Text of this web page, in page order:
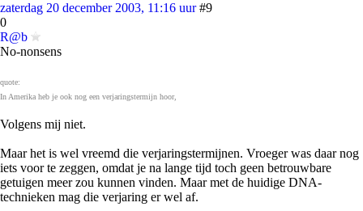
zaterdag 20 december 2003, 11:16 uur #9
0
R@b
No-nonsens
quote:
In Amerika heb je ook nog een verjaringstermijn hoor,
Volgens mij niet.
Maar het is wel vreemd die verjaringstermijnen. Vroeger was daar nog
iets voor te zeggen, omdat je na lange tijd toch geen betrouwbare
getuigen meer zou kunnen vinden. Maar met de huidige DNA-
technieken mag die verjaring er wel af.